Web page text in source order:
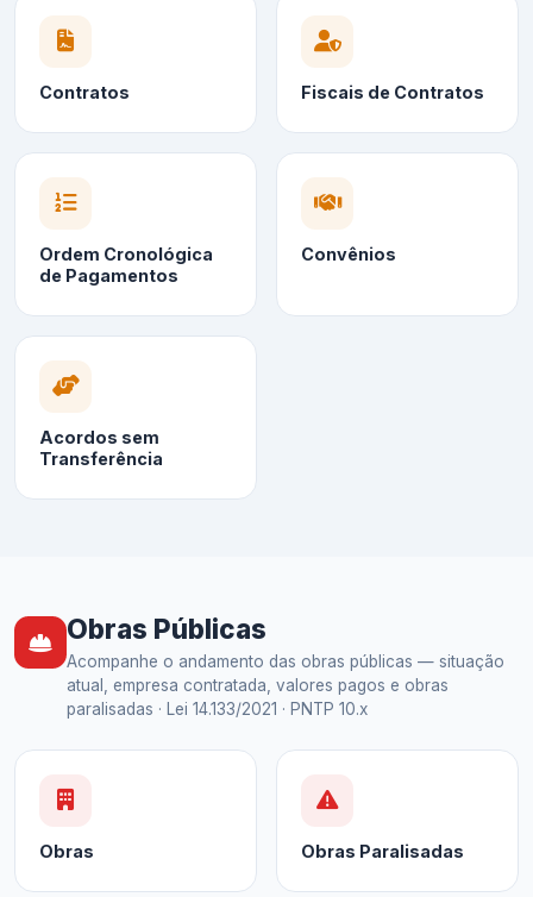
Contratos Fiscais de Contratos
Ordem Cronológica
de Pagamentos
Convênios
Acordos sem
Transferência
Obras Públicas
Acompanhe o andamento das obras públicas — situação
atual, empresa contratada, valores pagos e obras
paralisadas · Lei 14.133/2021 · PNTP 10.x
Obras Obras Paralisadas